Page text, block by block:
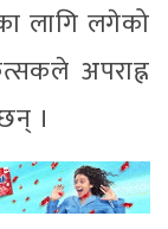
लागि लगेको
अपराह्न
।